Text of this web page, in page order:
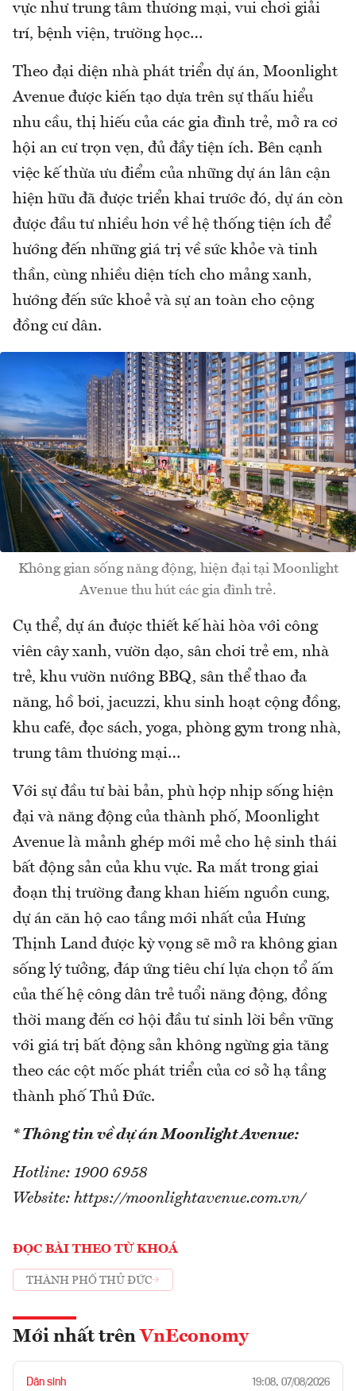
vực như trung tâm thương mại, vui chơi giải
trí, bệnh viện, trường học…
Theo đại diện nhà phát triển dự án, Moonlight
Avenue được kiến tạo dựa trên sự thấu hiểu
nhu cầu, thị hiếu của các gia đình trẻ, mở ra cơ
hội an cư trọn vẹn, đủ đầy tiện ích. Bên cạnh
việc kế thừa ưu điểm của những dự án lân cận
hiện hữu đã được triển khai trước đó, dự án còn
được đầu tư nhiều hơn về hệ thống tiện ích để
hướng đến những giá trị về sức khỏe và tinh
thần, cùng nhiều diện tích cho mảng xanh,
hướng đến sức khoẻ và sự an toàn cho cộng
đồng cư dân.
Không gian sống năng động, hiện đại tại Moonlight
Avenue thu hút các gia đình trẻ.
Cụ thể, dự án được thiết kế hài hòa với công
viên cây xanh, vườn dạo, sân chơi trẻ em, nhà
trẻ, khu vườn nướng BBQ, sân thể thao đa
năng, hồ bơi, jacuzzi, khu sinh hoạt cộng đồng,
khu café, đọc sách, yoga, phòng gym trong nhà,
trung tâm thương mại…
Với sự đầu tư bài bản, phù hợp nhịp sống hiện
đại và năng động của thành phố, Moonlight
Avenue là mảnh ghép mới mẻ cho hệ sinh thái
bất động sản của khu vực. Ra mắt trong giai
đoạn thị trường đang khan hiếm nguồn cung,
dự án căn hộ cao tầng mới nhất của Hưng
Thịnh Land được kỳ vọng sẽ mở ra không gian
sống lý tưởng, đáp ứng tiêu chí lựa chọn tổ ấm
của thế hệ công dân trẻ tuổi năng động, đồng
thời mang đến cơ hội đầu tư sinh lời bền vững
với giá trị bất động sản không ngừng gia tăng
theo các cột mốc phát triển của cơ sở hạ tầng
thành phố Thủ Đức.
* Thông tin về dự án Moonlight Avenue:
Hotline: 1900 6958
Website: https://moonlightavenue.com.vn/
ĐỌC BÀI THEO TỪ KHOÁ
THÀNH PHỐ THỦ ĐỨC
Mới nhất trên VnEconomy
Dân sinh 19:08, 07/08/2026